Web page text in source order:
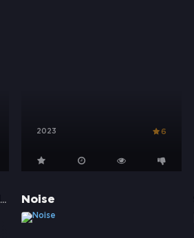
2023 6
Joy - Alles außer gewöhnlich Noise